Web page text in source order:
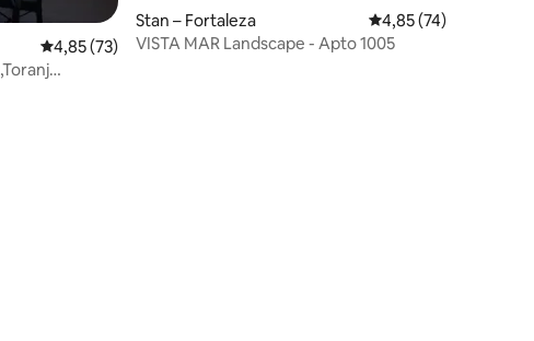
Prosječna ocjena: 4,85/5, recenzija: 73
4,85 (73)
Stan – Fortaleza Prosječna ocjena:
4,85 (74)
VISTA MAR Landscape - Apto 1005